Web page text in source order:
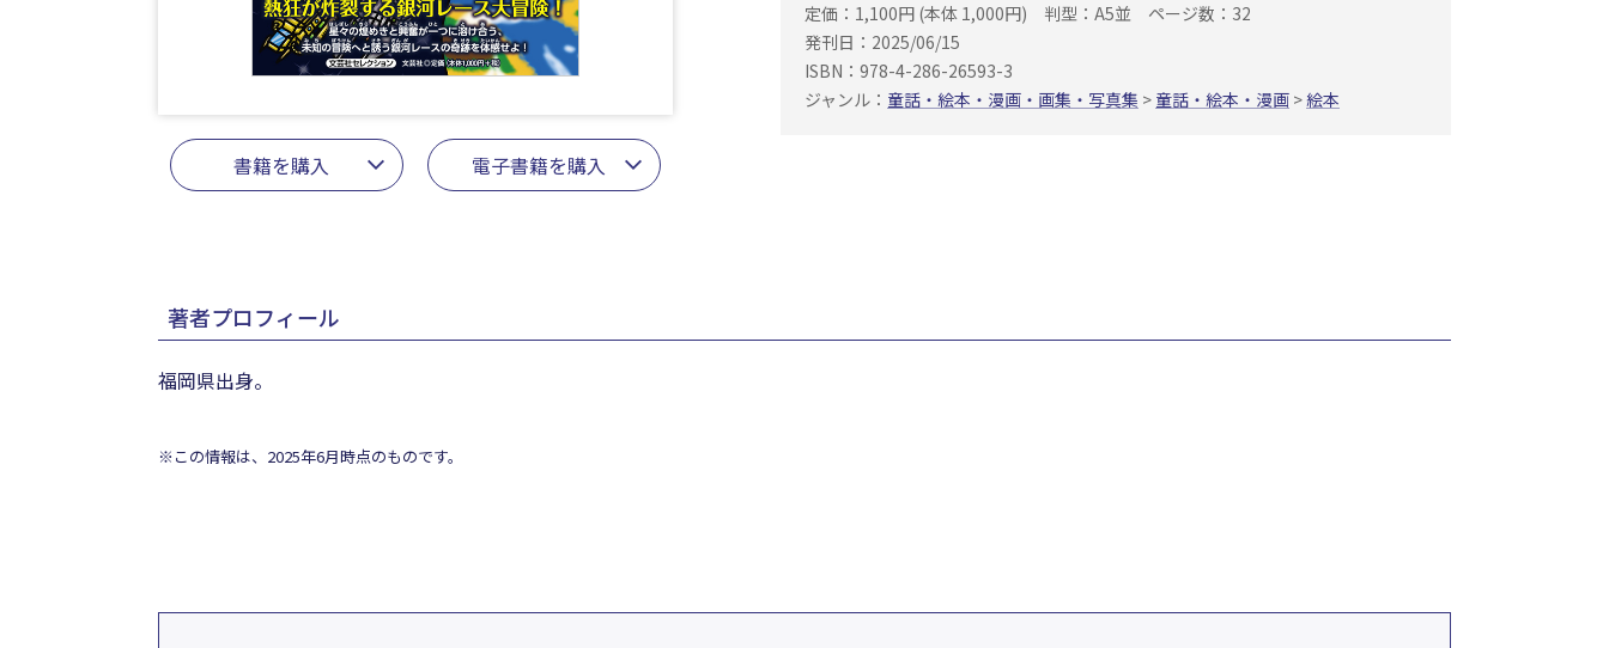
書籍を購入 電子書籍を購入
定価：1,100円 (本体 1,000円) 判型：A5並
ページ数：32
発刊日：2025/06/15
ISBN：978-4-286-26593-3
ジャンル： 童話・絵本・漫画・画集・写真集 > 童話・絵本・漫画 >絵本
著者プロフィール
福岡県出身。
※この情報は、2025年6月時点のものです。